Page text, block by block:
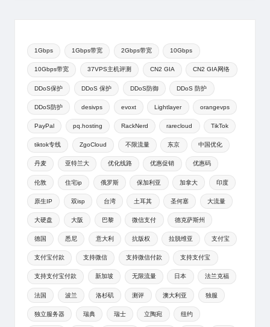
1Gbps 1Gbps带宽 2Gbps带宽 10Gbps
10Gbps带宽 37VPS主机评测 CN2 GIA CN2 GIA网络
DDoS保护 DDoS 保护 DDoS防御 DDoS 防护
DDoS防护 desivps evoxt Lightlayer orangevps
PayPal pq.hosting RackNerd rarecloud TikTok
tiktok专线 ZgoCloud 不限流量 东京 中国优化
丹麦 亚特兰大 优化线路 优惠促销 优惠码
伦敦 住宅ip 俄罗斯 保加利亚 加拿大 印度
原生IP 双isp 台湾 土耳其 圣何塞 大流量
大硬盘 大阪 巴黎 微信支付 德克萨斯州
德国 悉尼 意大利 抗版权 拉脱维亚 支付宝
支付宝付款 支持微信 支持微信付款 支持支付宝
支持支付宝付款 新加坡 无限流量 日本 法兰克福
法国 波兰 洛杉矶 测评 澳大利亚 独服
独立服务器 瑞典 瑞士 立陶宛 纽约